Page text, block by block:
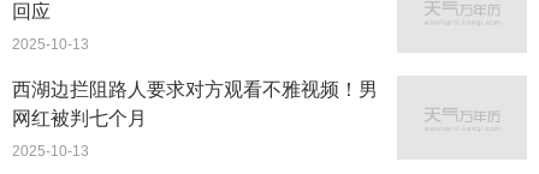
回应
2025-10-13
西湖边拦阻路人要求对方观看不雅视频！男
网红被判七个月
2025-10-13